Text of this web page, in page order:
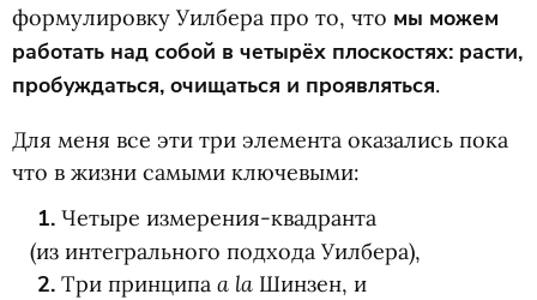
формулировку Уилбера про то, что мы можем
работать над собой в четырёх плоскостях: расти,
пробуждаться, очищаться и проявляться.
Для меня все эти три элемента оказались пока
что в жизни самыми ключевыми:
1.Четыре измерения-квадранта
(из интегрального подхода Уилбера),
2.Три принципа a laШинзен, и